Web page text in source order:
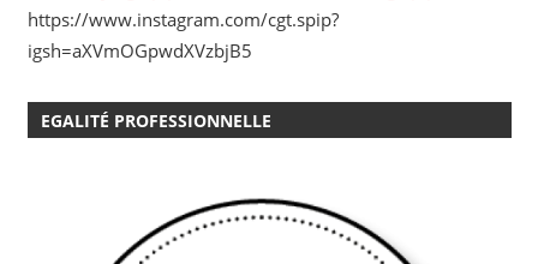
https://www.instagram.com/cgt.spip?
igsh=aXVmOGpwdXVzbjB5
EGALITÉ PROFESSIONNELLE